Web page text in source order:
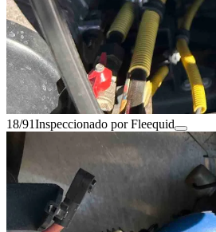
18/91Inspeccionado por Fleequid